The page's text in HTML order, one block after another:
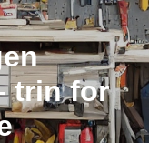
trin for